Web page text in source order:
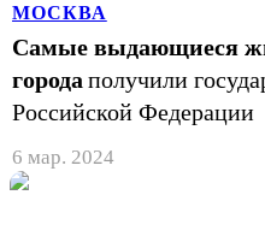
МОСКВА
Самые выдающиеся
города получили
Российской Федерации
6 мар. 2024